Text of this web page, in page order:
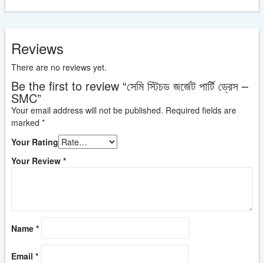
Reviews
There are no reviews yet.
Be the first to review “সেমি স্টিচড জর্জেট পার্টি ড্রেস –
SMC”
Your email address will not be published. Required fields are
marked *
Your Rating
Your Review *
Name *
Email *